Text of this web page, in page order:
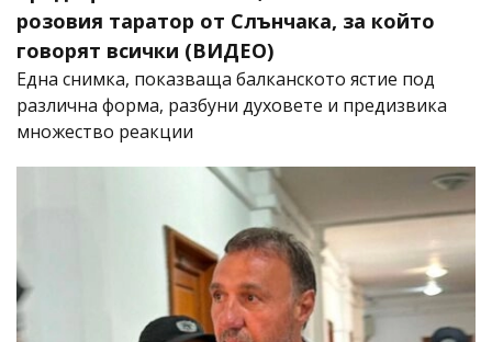
розовия таратор от Слънчака, за който
говорят всички (ВИДЕО)
Една снимка, показваща балканското ястие под
различна форма, разбуни духовете и предизвика
множество реакции